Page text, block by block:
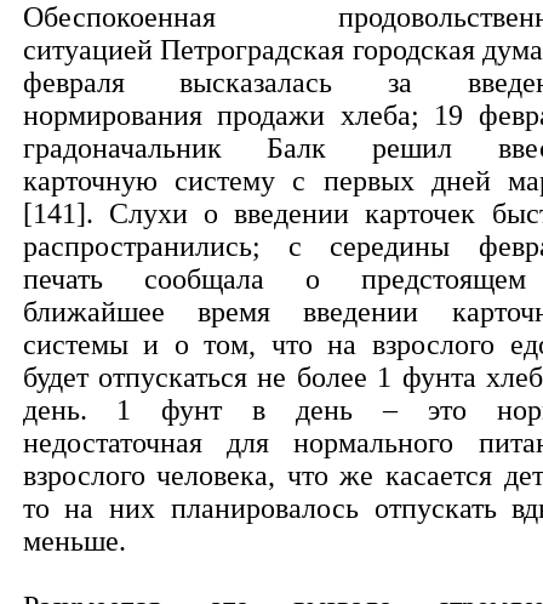
Обеспокоенная
ситуацией Петроградская городская
февраля высказалась за
нормирования продажи хлеба; 19
градоначальник Балк решил
карточную систему с первых дней
[141]. Слухи о введении карточек
распространились; с середины
печать сообщала о
ближайшее время введении
системы и о том, что на взрослого
будет отпускаться не более 1 фунта
день. 1 фунт в день – это
недостаточная для нормального
взрослого человека, что же касается
то на них планировалось отпускать
меньше.